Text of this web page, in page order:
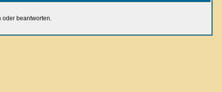
oder beantworten.